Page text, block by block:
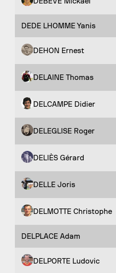
DEDE LHOMME Yanis
DEHON Ernest
DELAINE Thomas
DELCAMPE Didier
DELEGLISE Roger
DELIÈS Gérard
DELLE Joris
DELMOTTE Christophe
DELPLACE Adam
DELPORTE Ludovic